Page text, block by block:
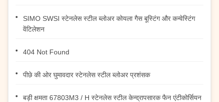
SIMO SWSI स्टेनलेस स्टील ब्लोअर कोयला गैस बूस्टिंग और कन्वेस्टिंग
वेंटिलेशन
404 Not Found
पीछे की ओर घुमावदार स्टेनलेस स्टील ब्लोअर प्रशंसक
बड़ी क्षमता 67803M3 / H स्टेनलेस स्टील केन्द्रापसारक फैन एंटीकोर्सियन